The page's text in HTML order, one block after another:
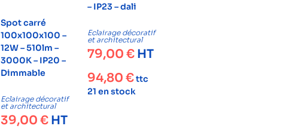
Spot carré
100x100x100 –
12W – 510lm –
3000K – IP20 –
Dimmable
Eclairage décoratif
et architectural
39,00 € HT
– IP23 – dali
Eclairage décoratif
et architectural
79,00 € HT
94,80 €ttc
21 en stock